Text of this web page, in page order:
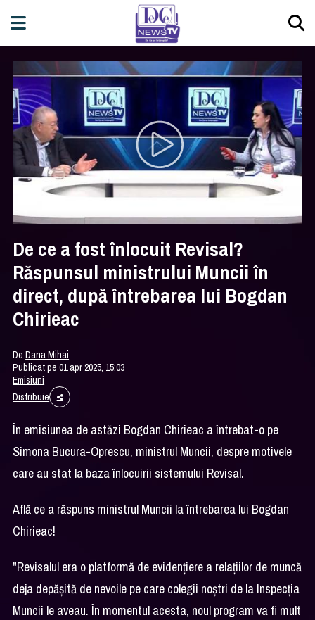
De ce a fost înlocuit Revisal?
Răspunsul ministrului Muncii în
direct, după întrebarea lui Bogdan
Chirieac
DeDana Mihai
Publicat pe 01 apr 2025, 15:03
Emisiuni
Distribuie
În emisiunea de astăzi Bogdan Chirieac a întrebat-o pe
Simona Bucura-Oprescu, ministrul Muncii, despre motivele
care au stat la baza înlocuirii sistemului Revisal.
Află ce a răspuns ministrul Muncii la întrebarea lui Bogdan
Chirieac!
"Revisalul era o platformă de evidențiere a relațiilor de muncă
deja depășită de nevoile pe care colegii noștri de la Inspecția
Muncii le aveau. În momentul acesta, noul program va fi mult